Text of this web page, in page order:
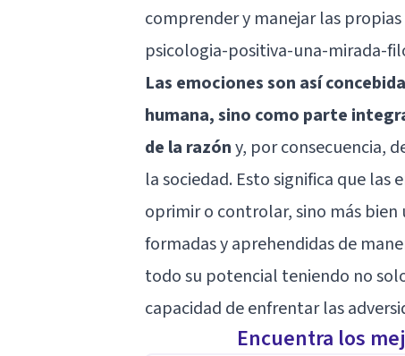
comprender y manejar las
psicologia-positiva-una-mirada-
Las emociones son así
humana, sino como parte
de la razóny, por consecuencia,
la sociedad. Esto significa que las
oprimir o controlar, sino más bien
formadas y aprehendidas de
todo su potencial teniendo no
capacidad de enfrentar las
Encuentra los